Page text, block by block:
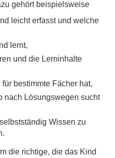
gehört beispielsweise
leicht erfasst und welche
lernt,
und die Lerninhalte
bestimmte Fächer hat,
nach Lösungswegen sucht
Wissen zu
die richtige, die das Kind